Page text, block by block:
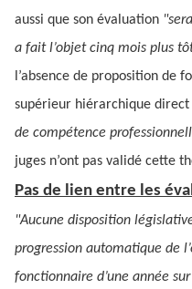
aussi que son évaluation
a fait l’objet cinq mois plus
l’absence de proposition de
supérieur hiérarchique
de compétence
juges n’ont pas validé cette
Pas de lien entre les
"Aucune disposition
progression automatique de
fonctionnaire d’une année